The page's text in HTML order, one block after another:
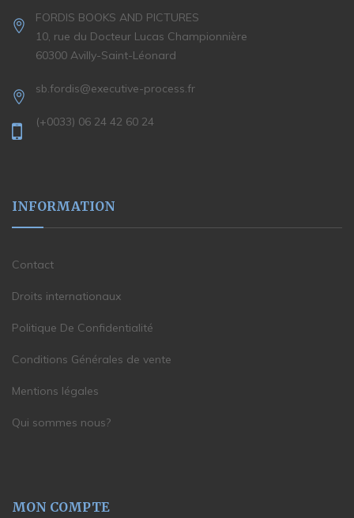
FORDIS BOOKS AND PICTURES
10, rue du Docteur Lucas Championnière
60300 Avilly-Saint-Léonard
sb.fordis@executive-process.fr
(+0033) 06 24 42 60 24
INFORMATION
Contact
Droits internationaux
Politique De Confidentialité
Conditions Générales de vente
Mentions légales
Qui sommes nous?
MON COMPTE